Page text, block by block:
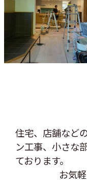
住宅、店舗など
ン工事、 小さな
ております。
お気